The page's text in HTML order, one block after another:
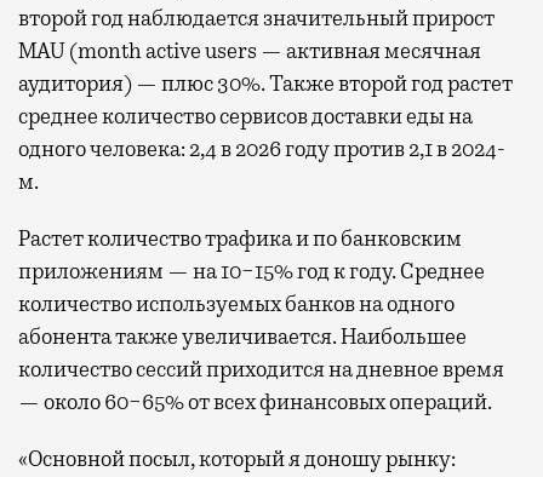
второй год наблюдается значительный прирост
MAU (month active users — активная месячная
аудитория) — плюс 30%. Также второй год растет
среднее количество сервисов доставки еды на
одного человека: 2,4 в 2026 году против 2,1 в 2024-
м.
Растет количество трафика и по банковским
приложениям — на 10−15% год к году. Среднее
количество используемых банков на одного
абонента также увеличивается. Наибольшее
количество сессий приходится на дневное время
— около 60−65% от всех финансовых операций.
«Основной посыл, который я доношу рынку: